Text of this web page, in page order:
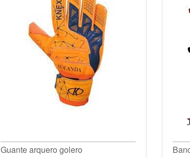
Guante arquero golero